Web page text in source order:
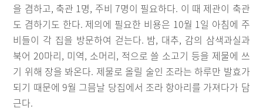
을 겸하고, 축관 1명, 주비 7명이 필요하다. 이 때 제관이 축관
도 겸하기도 한다. 제의에 필요한 비용은 10월 1일 아침에 주
비들이 각 집을 방문하여 걷는다. 밤, 대추, 감의 삼색과실과
북어 20마리, 미역, 소머리, 적으로 쓸 소고기 등을 제물에 쓰
기 위해 장을 봐온다. 제물로 올릴 술인 조라는 하루만 발효가
되기 때문에 9월 그믐날 당집에서 조라 항아리를 가져다가 담
근다.